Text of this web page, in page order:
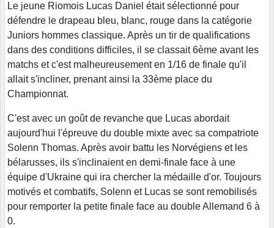
Le jeune Riomois Lucas Daniel était sélectionné pour
défendre le drapeau bleu, blanc, rouge dans la catégorie
Juniors hommes classique. Après un tir de qualifications
dans des conditions difficiles, il se classait 6ème avant les
matchs et c'est malheureusement en 1/16 de finale qu'il
allait s'incliner, prenant ainsi la 33ème place du
Championnat.
C'est avec un goût de revanche que Lucas abordait
aujourd'hui l'épreuve du double mixte avec sa compatriote
Solenn Thomas. Après avoir battu les Norvégiens et les
bélarusses, ils s'inclinaient en demi-finale face à une
équipe d'Ukraine qui ira chercher la médaille d'or. Toujours
motivés et combatifs, Solenn et Lucas se sont remobilisés
pour remporter la petite finale face au double Allemand 6 à
0.